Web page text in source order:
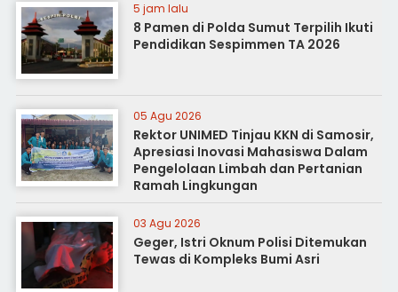
5 jam lalu
8 Pamen di Polda Sumut Terpilih Ikuti
Pendidikan Sespimmen TA 2026
05 Agu 2026
Rektor UNIMED Tinjau KKN di Samosir,
Apresiasi Inovasi Mahasiswa Dalam
Pengelolaan Limbah dan Pertanian
Ramah Lingkungan
03 Agu 2026
Geger, Istri Oknum Polisi Ditemukan
Tewas di Kompleks Bumi Asri